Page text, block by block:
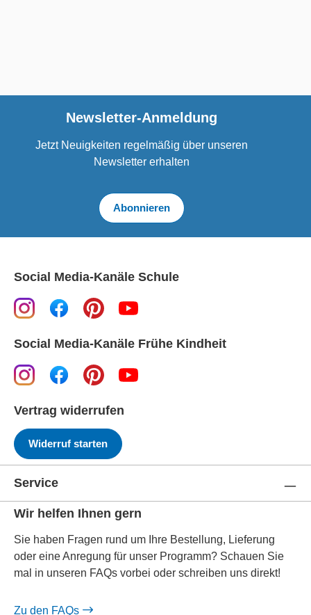
Newsletter-Anmeldung
Jetzt Neuigkeiten regelmäßig über unseren
Newsletter erhalten
Abonnieren
Social Media-Kanäle Schule
Social Media-Kanäle Frühe Kindheit
Vertrag widerrufen
Widerruf starten
Service
Wir helfen Ihnen gern
Sie haben Fragen rund um Ihre Bestellung, Lieferung
oder eine Anregung für unser Programm? Schauen Sie
mal in unseren FAQs vorbei oder schreiben uns direkt!
Zu den FAQs